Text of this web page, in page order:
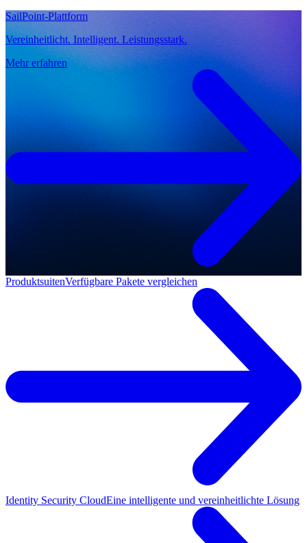
SailPoint-Plattform
Vereinheitlicht. Intelligent. Leistungsstark.
Mehr erfahren
ProduktsuitenVerfügbare Pakete vergleichen
Identity Security CloudEine intelligente und vereinheitlichte Lösung